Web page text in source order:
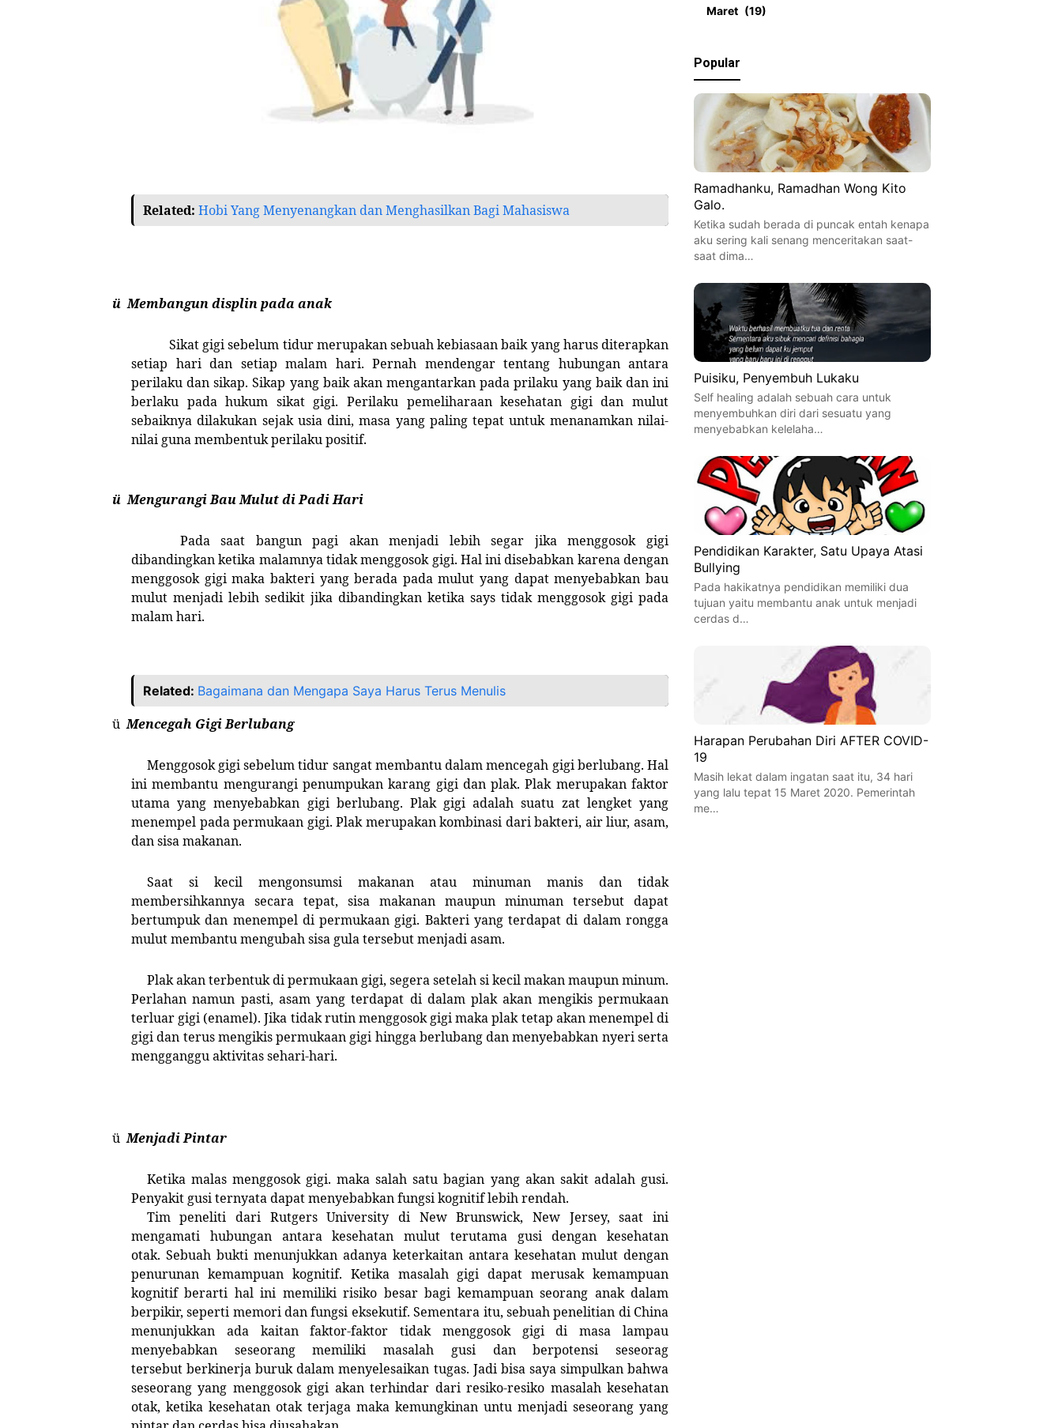
Related: Hobi Yang Menyenangkan dan Menghasilkan Bagi Mahasiswa
ü Membangun displin pada anak
Sikat gigi sebelum tidur merupakan sebuah kebiasaan baik yang harus diterapkan
setiap hari dan setiap malam hari. Pernah mendengar tentang hubungan antara
perilaku dan sikap. Sikap yang baik akan mengantarkan pada prilaku yang baik dan ini
berlaku pada hukum sikat gigi. Perilaku pemeliharaan kesehatan gigi dan mulut
sebaiknya dilakukan sejak usia dini, masa yang paling tepat untuk menanamkan nilai-
nilai guna membentuk perilaku positif.
ü Mengurangi Bau Mulut di Padi Hari
Pada saat bangun pagi akan menjadi lebih segar jika menggosok gigi
dibandingkan ketika malamnya tidak menggosok gigi. Hal ini disebabkan karena dengan
menggosok gigi maka bakteri yang berada pada mulut yang dapat menyebabkan bau
mulut menjadi lebih sedikit jika dibandingkan ketika says tidak menggosok gigi pada
malam hari.
Related: Bagaimana dan Mengapa Saya Harus Terus Menulis
ü Mencegah Gigi Berlubang
Menggosok gigi sebelum tidur sangat membantu dalam mencegah gigi berlubang. Hal
ini membantu mengurangi penumpukan karang gigi dan plak. Plak merupakan faktor
utama yang menyebabkan gigi berlubang. Plak gigi adalah suatu zat lengket yang
menempel pada permukaan gigi. Plak merupakan kombinasi dari bakteri, air liur, asam,
dan sisa makanan.
Saat si kecil mengonsumsi makanan atau minuman manis dan tidak
membersihkannya secara tepat, sisa makanan maupun minuman tersebut dapat
bertumpuk dan menempel di permukaan gigi. Bakteri yang terdapat di dalam rongga
mulut membantu mengubah sisa gula tersebut menjadi asam.
Plak akan terbentuk di permukaan gigi, segera setelah si kecil makan maupun minum.
Perlahan namun pasti, asam yang terdapat di dalam plak akan mengikis permukaan
terluar gigi (enamel). Jika tidak rutin menggosok gigi maka plak tetap akan menempel di
gigi dan terus mengikis permukaan gigi hingga berlubang dan menyebabkan nyeri serta
mengganggu aktivitas sehari-hari.
üMenjadi Pintar
Ketika malas menggosok gigi. maka salah satu bagian yang akan sakit adalah gusi.
Penyakit gusi ternyata dapat menyebabkan fungsi kognitif lebih rendah.
Tim peneliti dari Rutgers University di New Brunswick, New Jersey, saat ini
mengamati hubungan antara kesehatan mulut terutama gusi dengan kesehatan
otak. Sebuah bukti menunjukkan adanya keterkaitan antara kesehatan mulut dengan
penurunan kemampuan kognitif. Ketika masalah gigi dapat merusak kemampuan
kognitif berarti hal ini memiliki risiko besar bagi kemampuan seorang anak dalam
berpikir, seperti memori dan fungsi eksekutif. Sementara itu, sebuah penelitian di China
menunjukkan ada kaitan faktor-faktor tidak menggosok gigi di masa lampau
menyebabkan seseorang memiliki masalah gusi dan berpotensi seseorag
tersebut berkinerja buruk dalam menyelesaikan tugas. Jadi bisa saya simpulkan bahwa
seseorang yang menggosok gigi akan terhindar dari resiko-resiko masalah kesehatan
otak, ketika kesehatan otak terjaga maka kemungkinan untu menjadi seseorang yang
Maret
19
Popular
Ramadhanku, Ramadhan Wong Kito
Galo.
Ketika sudah berada di puncak entah kenapa
aku sering kali senang menceritakan saat-
saat dima…
Puisiku, Penyembuh Lukaku
Self healing adalah sebuah cara untuk
menyembuhkan diri dari sesuatu yang
menyebabkan kelelaha…
Pendidikan Karakter, Satu Upaya Atasi
Bullying
Pada hakikatnya pendidikan memiliki dua
tujuan yaitu membantu anak untuk menjadi
cerdas d…
Harapan Perubahan Diri AFTER COVID-
19
Masih lekat dalam ingatan saat itu, 34 hari
yang lalu tepat 15 Maret 2020. Pemerintah
me…